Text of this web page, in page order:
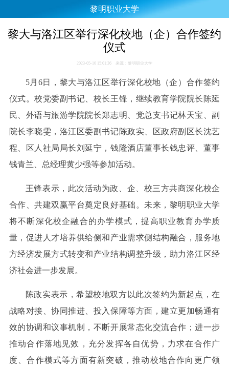
黎明职业大学
黎大与洛江区举行深化校地（企）合作签约
仪式
2023-05-16 15:01:36 来源：黎明职业大学
5月6日，黎大与洛江区举行深化校地（企）合作签约
仪式。校党委副书记、校长王锋，继续教育学院院长陈延
民、外语与旅游学院院长郑志明、党总支书记林天宝、副
院长李晓雯，洛江区委副书记陈政实、区政府副区长沈艺
程、区人社局局长刘延宁，钱隆酒店董事长钱忠评、董事
钱青兰、总经理黄少强等参加活动。
王锋表示，此次活动为政、企、校三方共商深化校企
合作、共建双赢平台奠定良好基础。未来，黎明职业大学
将不断深化校企融合的办学模式，提高职业教育办学质
量，促进人才培养供给侧和产业需求侧结构融合，服务地
方经济发展方式转变和产业结构调整升级，助力洛江区经
济社会进一步发展。
陈政实表示，希望校地双方以此次签约为新起点，在
战略对接、协同推进、投入保障等方面，建立更加畅通有
效的协调和议事机制，不断开展常态化交流合作；进一步
推动合作落地见效，充分发挥各自优势，力求在合作广
度、合作模式等方面有新突破，推动校地合作向更广领